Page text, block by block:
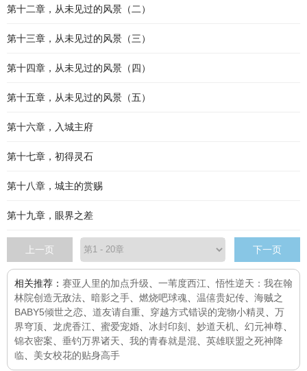
第十二章，从未见过的风景（二）
第十三章，从未见过的风景（三）
第十四章，从未见过的风景（四）
第十五章，从未见过的风景（五）
第十六章，入城主府
第十七章，初得灵石
第十八章，城主的赏赐
第十九章，眼界之差
上一页 下一页
相关推荐： 赛亚人里的加点升级 一苇度西江 、悟性逆天：我在翰
林院创造无敌法
暗影之手 燃烧吧球魂 温僖贵妃传
海贼之
BABY5倾世之恋
道友请自重 穿越方式错误的宠物小精灵
万
界穹顶
龙虎香江 蜜爱宠婚 冰封印刻 妙道天机 幻元神尊
锦衣密案
垂钓万界诸天 我的青春就是混
英雄联盟之死神降
临
美女校花的贴身高手